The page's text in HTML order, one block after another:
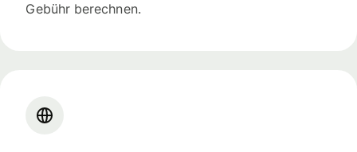
Gebühr berechnen.